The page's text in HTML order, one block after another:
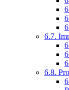
6.7.
6.8.